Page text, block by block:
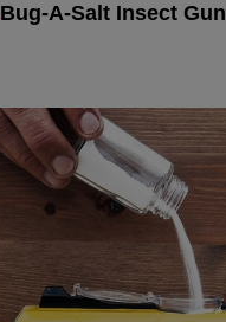
Bug-A-Salt Insect Gun